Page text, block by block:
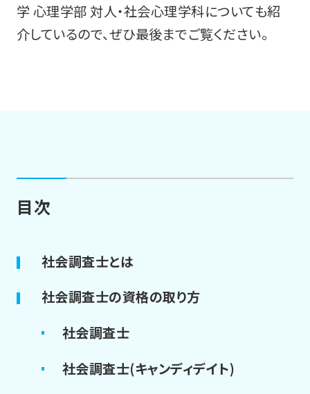
学 心理学部 対人・社会心理学科についても紹
介しているので、ぜひ最後までご覧ください。
目次
社会調査士とは
社会調査士の資格の取り方
社会調査士
社会調査士(キャンディデイト)